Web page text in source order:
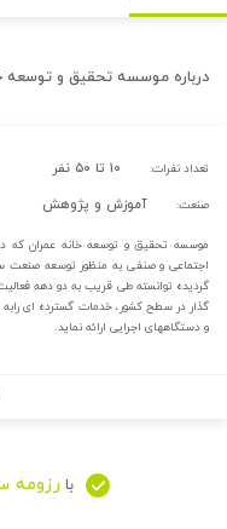
درباره موسسه تحقیق و توسعه
تعداد نفرات: ۱۰ تا ۵۰ نفر
صنعت: آموزش و پژوهش
موسسه تحقیق و توسعه خانه عمران که
اجتماعی و صنفی به منظور توسعه صنعت
گردیده توانسته طی قریب به دو دهه
گذار در سطح کشور، خدمات گسترده ای
و دستگاههای اجرایی ارائه نماید.
با رزومه